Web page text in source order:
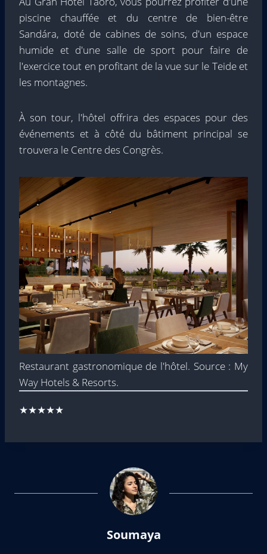
piscine chauffée et du centre de bien-être
Sandára, doté de cabines de soins, d'un espace
humide et d'une salle de sport pour faire de
l'exercice tout en profitant de la vue sur le Teide et
les montagnes.
À son tour, l'hôtel offrira des espaces pour des
événements et à côté du bâtiment principal se
trouvera le Centre des Congrès.
Restaurant gastronomique de l'hôtel. Source : My
Way Hotels & Resorts.
★★★★★
Soumaya